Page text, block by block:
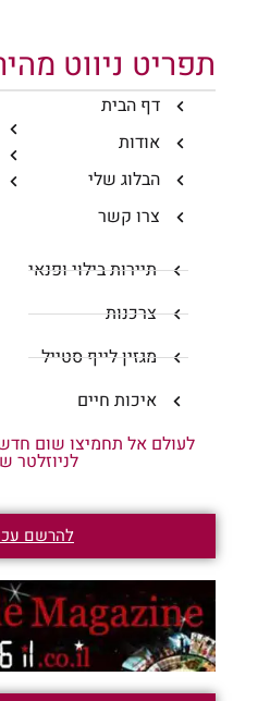
תפריט ניווט
דף הבית
אודות
הבלוג שלי
צרו קשר
תיירות בילוי ופנאי
צרכנות
מגזין לייף סטייל
איכות חיים
לעולם אל תחמיצו שום
לניוזלטר
להרשם